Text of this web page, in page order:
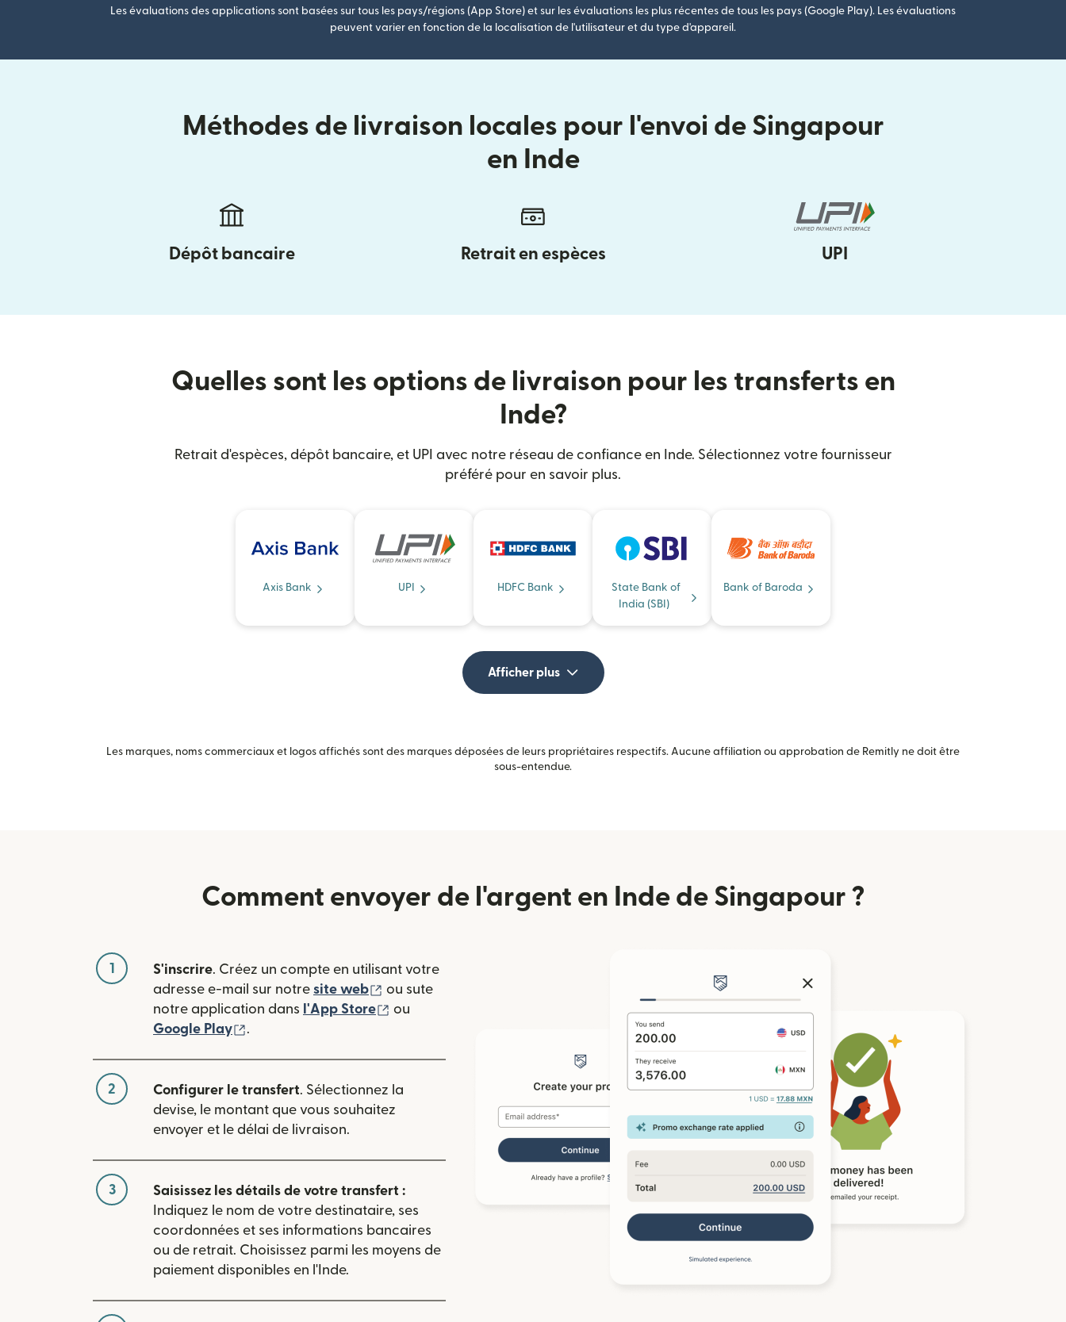
Les évaluations des applications sont basées sur tous les pays/régions (App Store) et sur les évaluations les plus récentes de tous les pays (Google Play). Les évaluations
peuvent varier en fonction de la localisation de l'utilisateur et du type d'appareil.
Méthodes de livraison locales pour l'envoi de Singapour
en Inde
Dépôt bancaire Retrait en espèces UPI
Quelles sont les options de livraison pour les transferts en
Inde?
Retrait d'espèces, dépôt bancaire, et UPI avec notre réseau de confiance en Inde. Sélectionnez votre fournisseur
préféré pour en savoir plus.
Axis Bank UPI HDFC Bank
State Bank of
India (SBI)
Bank of Baroda
Afficher plus
Les marques, noms commerciaux et logos affichés sont des marques déposées de leurs propriétaires respectifs. Aucune affiliation ou approbation de Remitly ne doit être
sous-entendue.
Comment envoyer de l'argent en Inde de Singapour ?
1 S'inscrire. Créez un compte en utilisant votre
adresse e-mail sur notre site web (s'ouvre dans une nouvelle fenêtre)
ou sute
notre application dans l'App Store (s'ouvre dans une nouvelle fenêtre)
ou
Google Play
(s'ouvre dans une nouvelle fenêtre)
.
2 Configurer le transfert. Sélectionnez la
devise, le montant que vous souhaitez
envoyer et le délai de livraison.
3
Saisissez les détails de votre transfert :
Indiquez le nom de votre destinataire, ses
coordonnées et ses informations bancaires
ou de retrait. Choisissez parmi les moyens de
paiement disponibles en l'Inde.